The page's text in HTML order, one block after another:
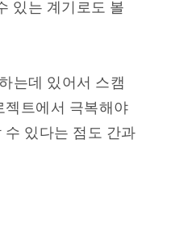
있는 계기로도 ​​볼
는데 있어서 스캠
젝트에서 극복해야
있다는 점도 간과